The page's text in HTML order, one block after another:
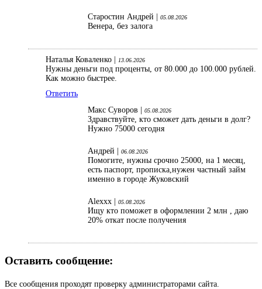
Старостин Андрей | 05.08.2026
Венера, без залога
Наталья Коваленко | 13.06.2026
Нужны деньги под проценты, от 80.000 до 100.000 рублей.
Как можно быстрее.
Ответить
Макс Суворов |
05.08.2026
Здравствуйте, кто сможет дать деньги в долг?
Нужно 75000 сегодня
Андрей | 06.08.2026
Помогите, нужны срочно 25000, на 1 месяц,
есть паспорт, прописка,нужен частный займ
именно в городе Жуковский
Alexxx | 05.08.2026
Ищу кто поможет в оформлении 2 млн , даю
20% откат после получения
Оставить сообщение:
Все сообщения проходят проверку администраторами сайта.